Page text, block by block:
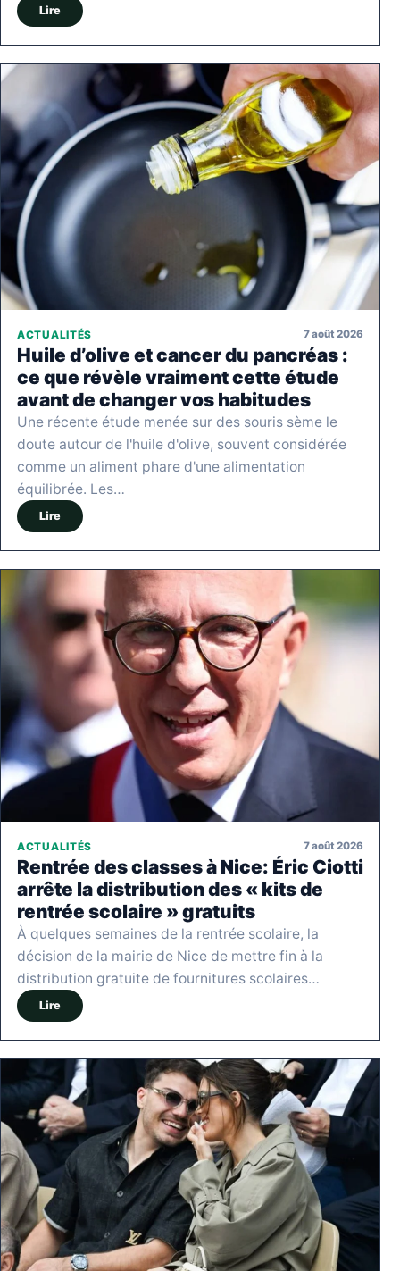
Lire
ACTUALITÉS 7 août 2026
Huile d’olive et cancer du pancréas :
ce que révèle vraiment cette étude
avant de changer vos habitudes
Une récente étude menée sur des souris sème le
doute autour de l'huile d'olive, souvent considérée
comme un aliment phare d'une alimentation
équilibrée. Les…
Lire
ACTUALITÉS 7 août 2026
Rentrée des classes à Nice: Éric Ciotti
arrête la distribution des « kits de
rentrée scolaire » gratuits
À quelques semaines de la rentrée scolaire, la
décision de la mairie de Nice de mettre fin à la
distribution gratuite de fournitures scolaires…
Lire